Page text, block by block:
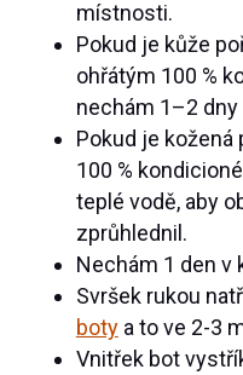
místnosti.
Pokud je kůže
ohřátým 100 %
nechám 1–2
Pokud je kožená
100 %
teplé vodě, aby
zprůhlednil.
Nechám 1 den v
Svršek rukou
boty a to ve 2-3
Vnitřek bot